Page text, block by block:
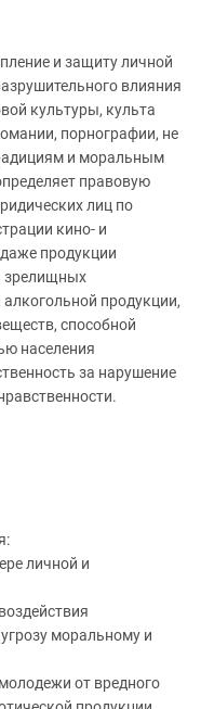
В ЧЕЧНЕ
АКТИВИСТОВ
И ПРОТЕСТЫ
и защиту личной
влияния
культуры, культа
порнографии, не
и моральным
правовую
лиц по
кино- и
продукции
зрелищных
продукции,
способной
населения
за нарушение
личной и
моральному и
от вредного